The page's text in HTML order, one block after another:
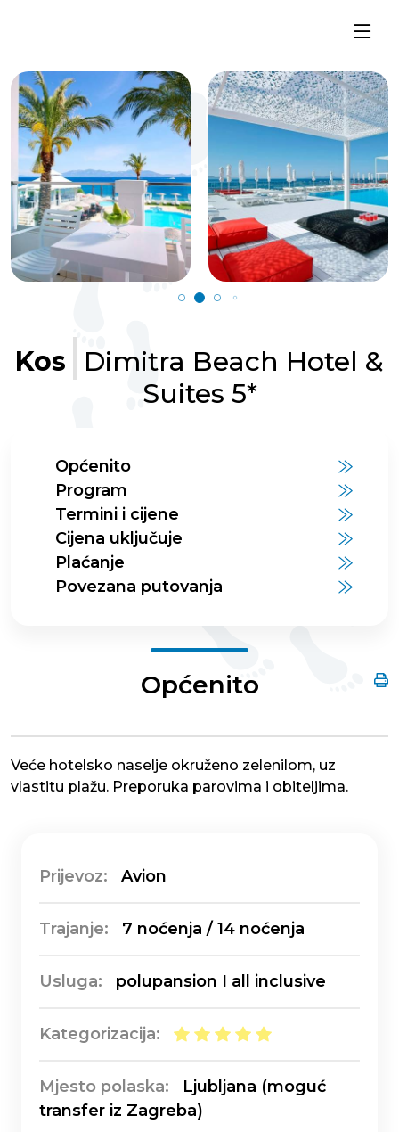
Kos
Dimitra Beach Hotel &
Suites 5*
Općenito
Program
Termini i cijene
Cijena uključuje
Plaćanje
Povezana putovanja
Općenito
Veće hotelsko naselje okruženo zelenilom, uz
vlastitu plažu. Preporuka parovima i obiteljima.
Prijevoz: Avion
Trajanje: 7 noćenja / 14 noćenja
Usluga: polupansion I all inclusive
Kategorizacija:
Mjesto polaska:
Ljubljana (moguć
transfer iz Zagreba)